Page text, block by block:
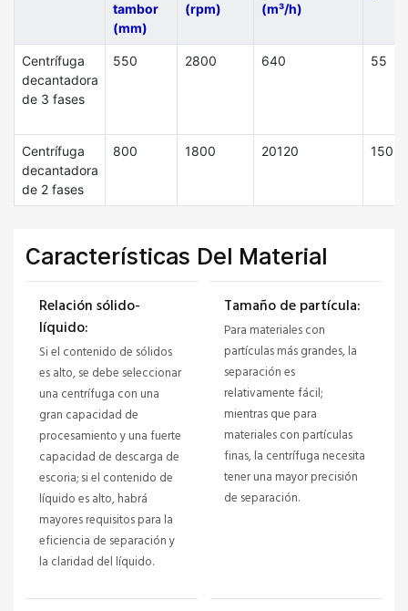
tambor
(mm)
(rpm)
(m³/h)
Centrífuga
decantadora
de 3 fases
550 2800 640 55
Centrífuga
decantadora
de 2 fases
800 1800 20120 150
Características Del Material
Relación sólido-
líquido:
Si el contenido de sólidos
es alto, se debe seleccionar
una centrífuga con una
gran capacidad de
procesamiento y una fuerte
capacidad de descarga de
escoria; si el contenido de
líquido es alto, habrá
mayores requisitos para la
eficiencia de separación y
la claridad del líquido.
Tamaño de partícula:
Para materiales con
partículas más grandes, la
separación es
relativamente fácil;
mientras que para
materiales con partículas
finas, la centrífuga necesita
tener una mayor precisión
de separación.